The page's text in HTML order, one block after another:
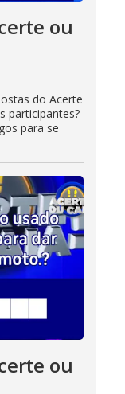
ou
do Acerte
participantes?
para se
ou